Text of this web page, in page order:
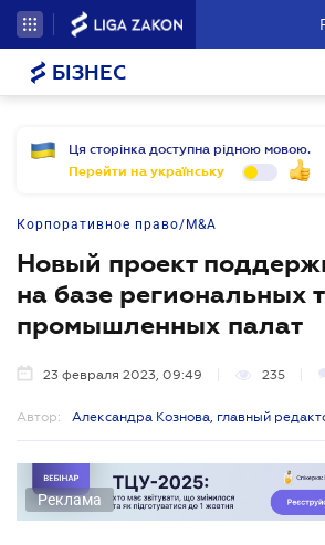
БІЗНЕС
Ця сторінка доступна рідною мовою.
Перейти на українську
Корпоративное право/M&A
Новый проект
на базе региональных
промышленных палат
23 февраля 2023, 09:49 235
Автор: Александра Кознова, главный
Реклама